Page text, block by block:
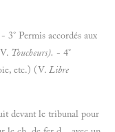
3° Permis accordés aux
Toucheurs). - 4°
etc.) (V. Libre
devant le tribunal pour